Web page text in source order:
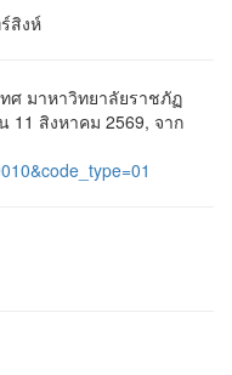
สิงห์
ศ มาหาวิทยาลัยราชภัฏ
11 สิงหาคม 2569, จาก